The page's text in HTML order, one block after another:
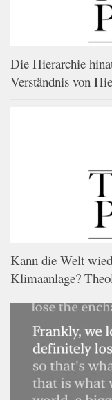
Die Hierarchie
Verständnis von
Kann die Welt
Klimaanlage?